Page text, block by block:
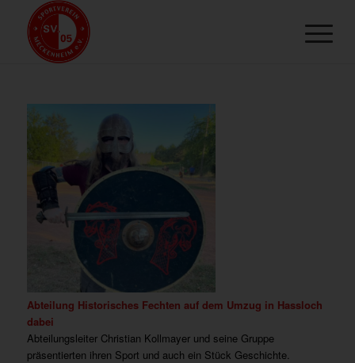
Abteilung Historisches Fechten auf dem Umzug in Hassloch
dabei
Abteilungsleiter Christian Kollmayer und seine Gruppe
präsentierten ihren Sport und auch ein Stück Geschichte.